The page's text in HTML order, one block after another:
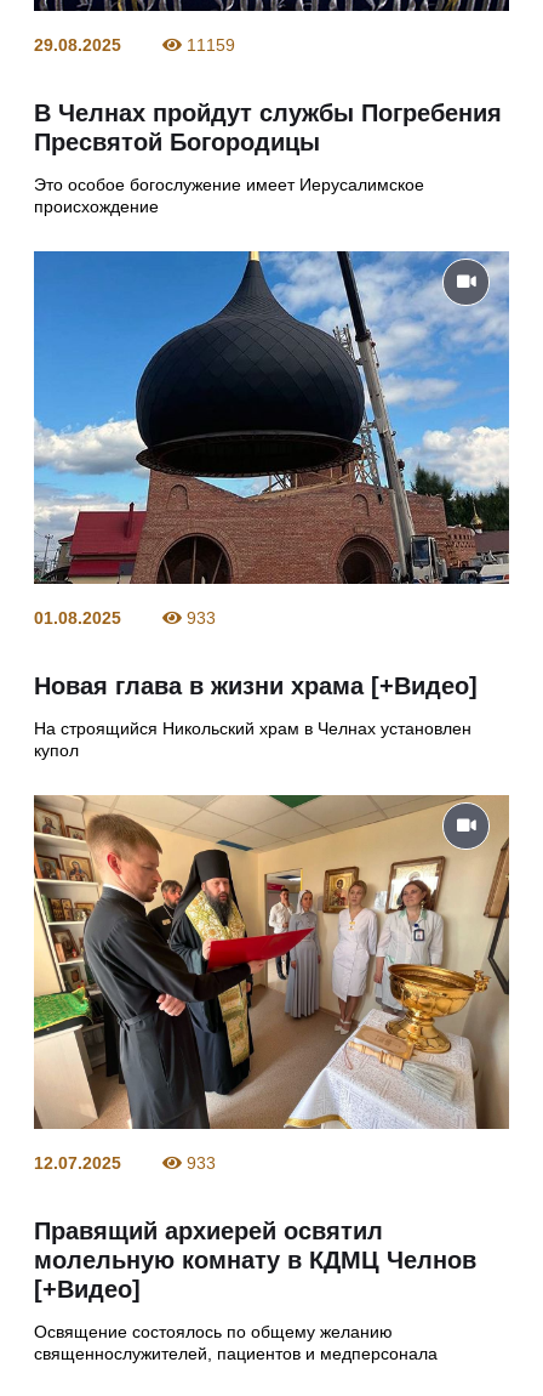
29.08.2025 11159
В Челнах пройдут службы Погребения
Пресвятой Богородицы
Это особое богослужение имеет Иерусалимское
происхождение
01.08.2025 933
Новая глава в жизни храма [+Видео]
На строящийся Никольский храм в Челнах установлен
купол
12.07.2025 933
Правящий архиерей освятил
молельную комнату в КДМЦ Челнов
[+Видео]
Освящение состоялось по общему желанию
священнослужителей, пациентов и медперсонала